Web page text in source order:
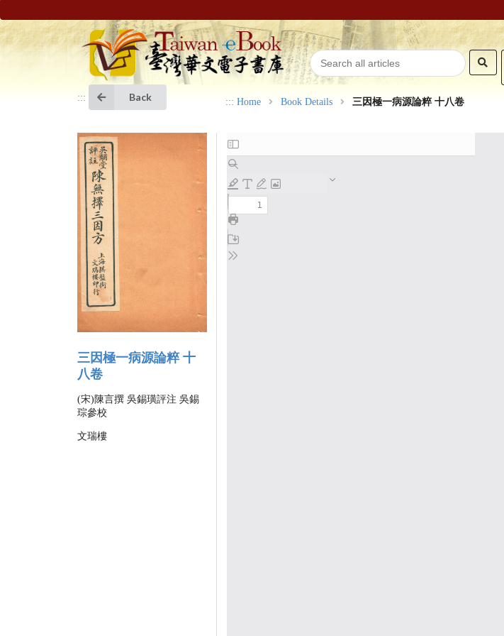
::: Back ::: Home Book Details 三因極一病源論粹 十八卷
三因極一病源論粹 十
八卷
(宋)陳言撰 吳錫璜評注 吳錫
琮參校
文瑞樓